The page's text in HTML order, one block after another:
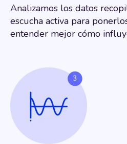
Analizamos los datos
escucha activa para
entender mejor cómo